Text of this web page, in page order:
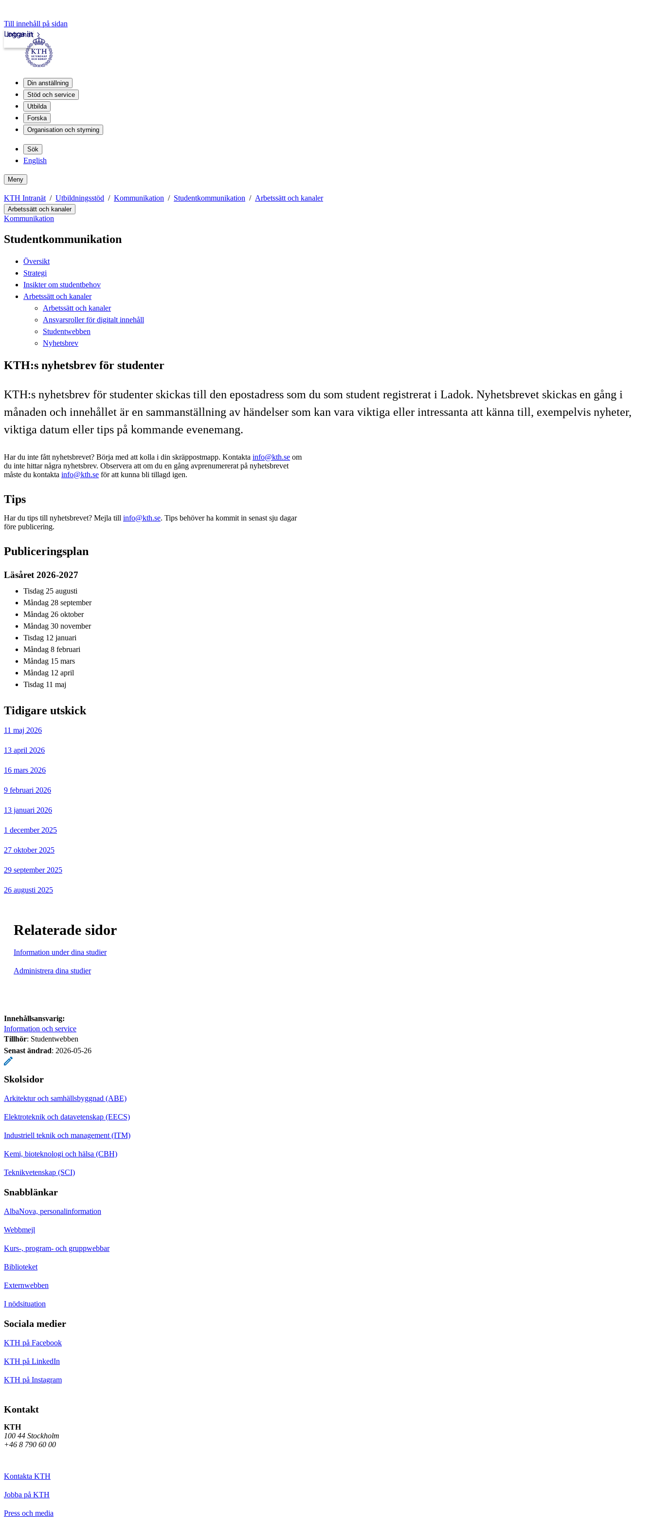
Till innehåll på sidan
Intranät
Logga in
Din anställning
Stöd och service
Utbilda
Forska
Organisation och styrning
Sök
English
Meny
KTH Intranät Utbildningsstöd Kommunikation Studentkommunikation Arbetssätt och kanaler
Arbetssätt och kanaler
Kommunikation
Studentkommunikation
Översikt
Strategi
Insikter om studentbehov
Arbetssätt och kanaler
Arbetssätt och kanaler
Ansvarsroller för digitalt innehåll
Studentwebben
Nyhetsbrev
KTH:s nyhetsbrev för studenter
KTH:s nyhetsbrev för studenter skickas till den epostadress som du som student registrerat i Ladok. Nyhetsbrevet skickas en gång i
månaden och innehållet är en sammanställning av händelser som kan vara viktiga eller intressanta att känna till, exempelvis nyheter,
viktiga datum eller tips på kommande evenemang.
Har du inte fått nyhetsbrevet? Börja med att kolla i din skräppostmapp. Kontakta info@kth.se om
du inte hittar några nyhetsbrev. Observera att om du en gång avprenumererat på nyhetsbrevet
måste du kontakta info@kth.se för att kunna bli tillagd igen.
Tips
Har du tips till nyhetsbrevet? Mejla till info@kth.se. Tips behöver ha kommit in senast sju dagar
före publicering.
Publiceringsplan
Läsåret 2026-2027
Tisdag 25 augusti
Måndag 28 september
Måndag 26 oktober
Måndag 30 november
Tisdag 12 januari
Måndag 8 februari
Måndag 15 mars
Måndag 12 april
Tisdag 11 maj
Tidigare utskick
11 maj 2026
13 april 2026
16 mars 2026
9 februari 2026
13 januari 2026
1 december 2025
27 oktober 2025
29 september 2025
26 augusti 2025
Relaterade sidor
Information under dina studier
Administrera dina studier
Innehållsansvarig:
Information och service
Tillhör: Studentwebben
Senast ändrad: 2026-05-26
Skolsidor
Arkitektur och samhällsbyggnad (ABE)
Elektroteknik och datavetenskap (EECS)
Industriell teknik och management (ITM)
Kemi, bioteknologi och hälsa (CBH)
Teknikvetenskap (SCI)
Snabblänkar
AlbaNova, personalinformation
Webbmejl
Kurs-, program- och gruppwebbar
Biblioteket
Externwebben
I nödsituation
Sociala medier
KTH på Facebook
KTH på LinkedIn
KTH på Instagram
Kontakt
KTH
100 44 Stockholm
+46 8 790 60 00
Kontakta KTH
Jobba på KTH
Press och media